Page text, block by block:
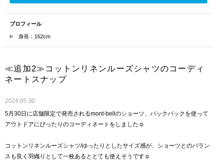
プロフィール
身長：162cm
≪追加2≫コットンリネンルーズシャツのコーディ
ネートスナップ
2024.05.30
5月30日に店舗限定で発売されるmont-bellのショーツ、バックパックを使って
アウトドアにぴったりのコーディネートをしました☺︎
コットンリネンルーズシャツ/ゆったりとしたサイズ感が、ショーツとのバラン
スも良く羽織りとして一枚あるととても使えそうです☺︎